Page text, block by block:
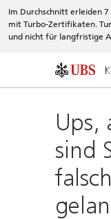
Im Durchschnitt erleiden
mit Turbo-Zertifikaten.
und nicht für langfristige
Ups,
sind